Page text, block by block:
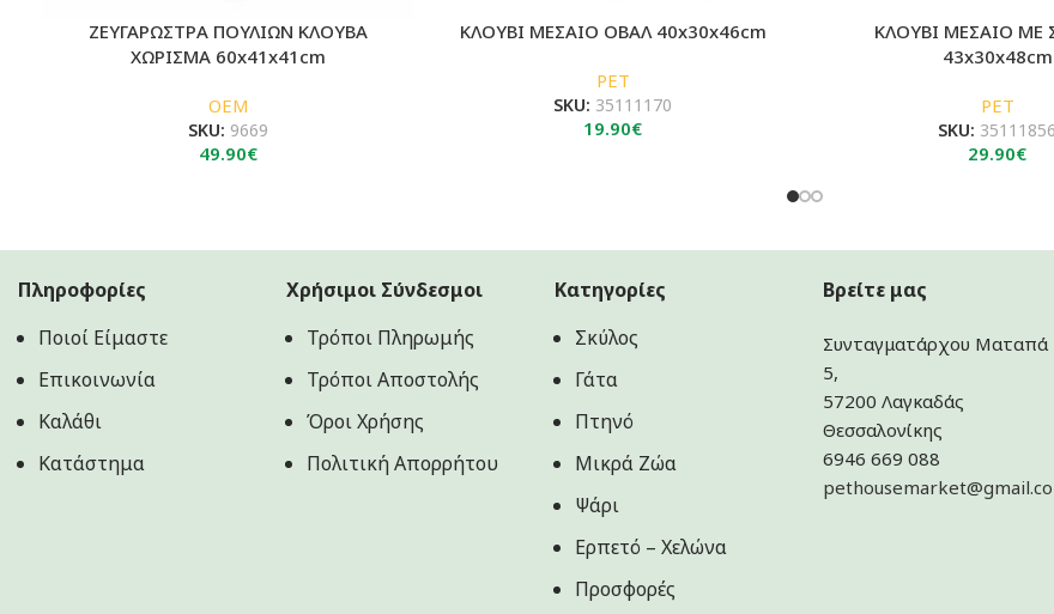
ΖΕΥΓΑΡΩΣΤΡΑ ΠΟΥΛΙΩΝ ΚΛΟΥΒΑ
ΧΩΡΙΣΜΑ 60x41x41cm
OEM
SKU: 9669
49.90€
ΚΛΟΥΒΙ ΜΕΣΑΙΟ ΟΒΑΛ 40x30x46cm
PET
SKU: 35111170
19.90€
ΚΛΟΥΒΙ ΜΕΣΑΙΟ ΜΕ
43x30x48cm
PET
SKU: 35111856
29.90€
Πληροφορίες
Ποιοί Είμαστε
Επικοινωνία
Καλάθι
Κατάστημα
Χρήσιμοι Σύνδεσμοι
Τρόποι Πληρωμής
Τρόποι Αποστολής
Όροι Χρήσης
Πολιτική Aπορρήτου
Κατηγορίες
Σκύλος
Γάτα
Πτηνό
Μικρά Ζώα
Ψάρι
Ερπετό – Χελώνα
Προσφορές
Βρείτε μας
Συνταγματάρχου Ματαπά
5,
57200 Λαγκαδάς
Θεσσαλονίκης
6946 669 088